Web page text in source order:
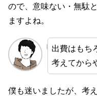
ので、意味ない・無駄
ますよね。
出費はもち
考えてから
僕も迷いましたが、考